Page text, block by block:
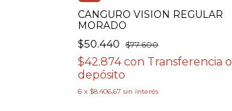
CANGURO VISION REGULAR
MORADO
$50.440 $77.600
$42.874con Transferencia o
depósito
6 x $8.406,67 sin interés